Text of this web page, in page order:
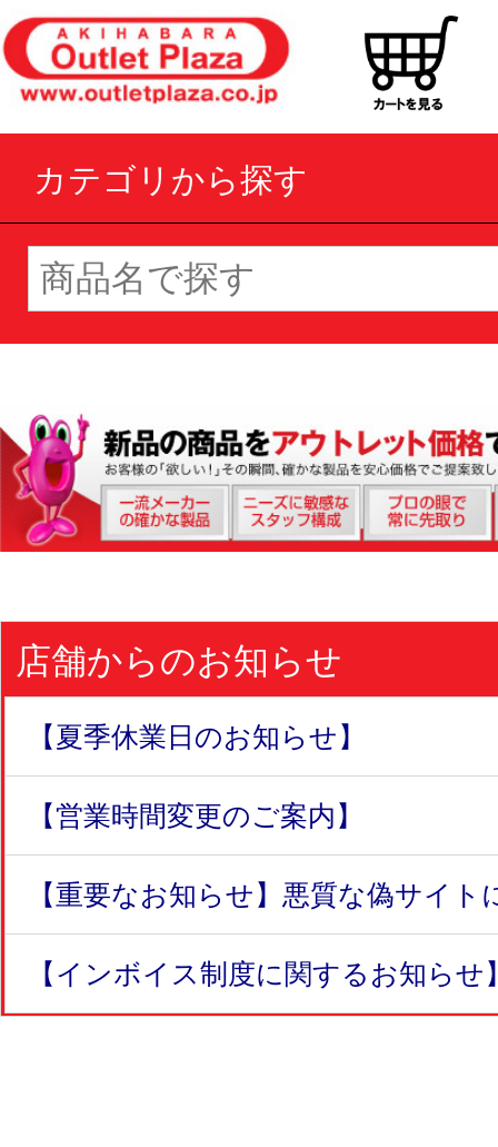
カテゴリから探す
店舗からのお知らせ
【夏季休業日のお知らせ】
【営業時間変更のご案内】
【重要なお知らせ】悪質な偽サイト
【インボイス制度に関するお知らせ